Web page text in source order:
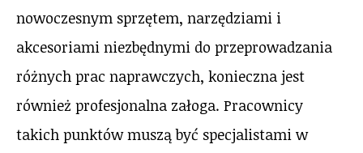
nowoczesnym sprzętem, narzędziami i
akcesoriami niezbędnymi do przeprowadzania
różnych prac naprawczych, konieczna jest
również profesjonalna załoga. Pracownicy
takich punktów muszą być specjalistami w